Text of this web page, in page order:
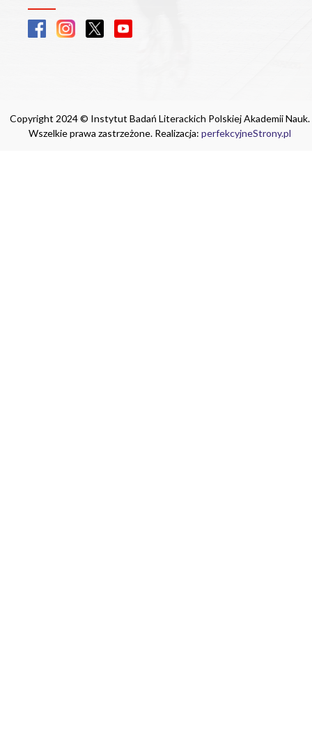
Copyright 2024 © Instytut Badań Literackich Polskiej Akademii Nauk.
Wszelkie prawa zastrzeżone. Realizacja: perfekcyjneStrony.pl